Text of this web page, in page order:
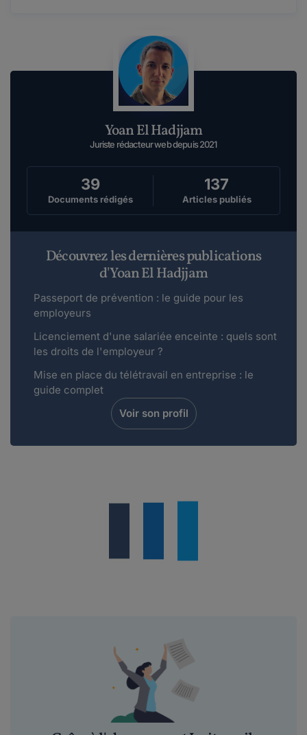
Yoan El Hadjjam
Juriste rédacteur web depuis 2021
39
Documents rédigés
137
Articles publiés
Découvrez les dernières publications
d'Yoan El Hadjjam
Passeport de prévention : le guide pour les
employeurs
Licenciement d'une salariée enceinte : quels sont
les droits de l'employeur ?
Mise en place du télétravail en entreprise : le
guide complet
Voir son profil